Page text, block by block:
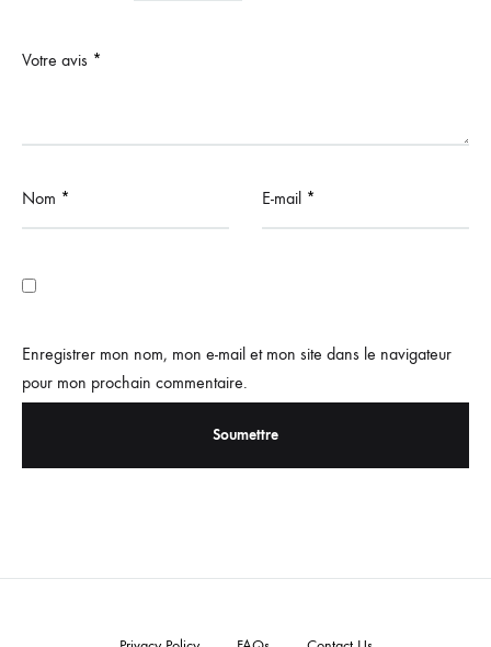
Votre avis *
Nom * E-mail *
Enregistrer mon nom, mon e-mail et mon site dans le navigateur
pour mon prochain commentaire.